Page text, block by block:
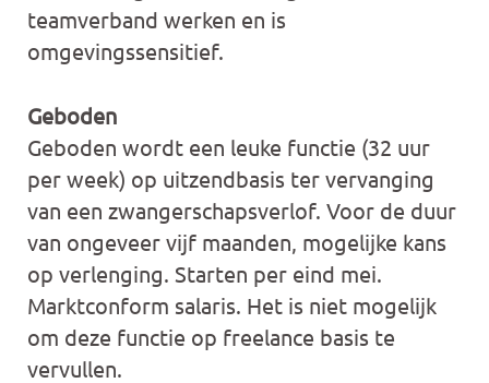
teamverband werken en is
omgevingssensitief.
Geboden
Geboden wordt een leuke functie (32 uur
per week) op uitzendbasis ter vervanging
van een zwangerschapsverlof. Voor de duur
van ongeveer vijf maanden, mogelijke kans
op verlenging. Starten per eind mei.
Marktconform salaris. Het is niet mogelijk
om deze functie op freelance basis te
vervullen.